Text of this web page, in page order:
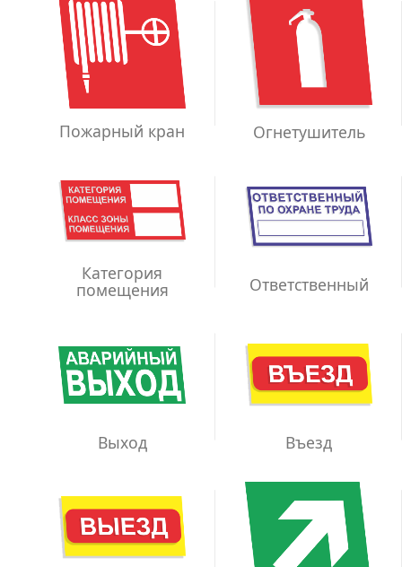
Пожарный кран Огнетушитель
Категория
помещения Ответственный
Выход Въезд